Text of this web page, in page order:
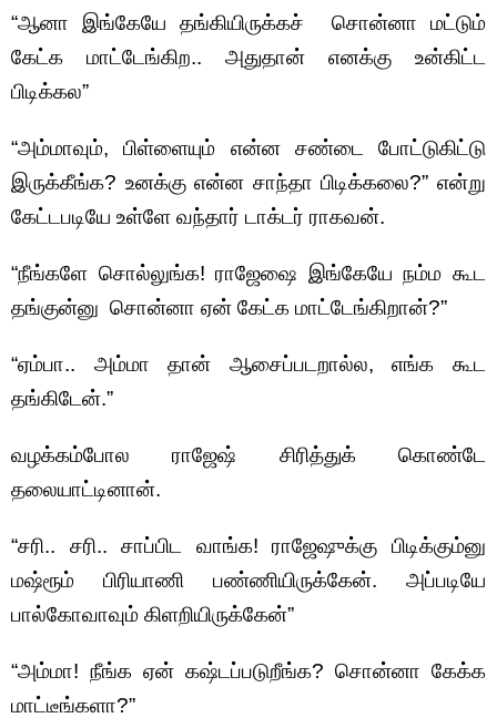
“ஆனா இங்கேயே தங்கியிருக்கச் சொன்னா மட்டும்
கேட்க மாட்டேங்கிற.. அதுதான் எனக்கு உன்கிட்ட
பிடிக்கல”
“அம்மாவும், பிள்ளையும் என்ன சண்டை போட்டுகிட்டு
இருக்கீங்க? உனக்கு என்ன சாந்தா பிடிக்கலை?” என்று
கேட்டபடியே உள்ளே வந்தார் டாக்டர் ராகவன்.
“நீங்களே சொல்லுங்க! ராஜேஷை இங்கேயே நம்ம கூட
தங்குன்னு சொன்னா ஏன் கேட்க மாட்டேங்கிறான்?”
“ஏம்பா.. அம்மா தான் ஆசைப்படறால்ல, எங்க கூட
தங்கிடேன்.”
வழக்கம்போல ராஜேஷ் சிரித்துக் கொண்டே
தலையாட்டினான்.
“சரி.. சரி.. சாப்பிட வாங்க! ராஜேஷுக்கு பிடிக்கும்னு
மஷ்ரூம் பிரியாணி பண்ணியிருக்கேன். அப்படியே
பால்கோவாவும் கிளறியிருக்கேன்”
“அம்மா! நீங்க ஏன் கஷ்டப்படுறீங்க? சொன்னா கேக்க
மாட்டீங்களா?”